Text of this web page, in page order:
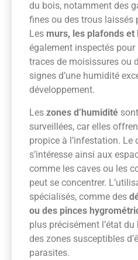
du bois, notamment des
fines ou des trous laissés
Les murs, les plafonds et
également inspectés pour
traces de moisissures ou
signes d’une humidité
développement.
Les zones d’humidité
surveillées, car elles
propice à l’infestation. Le
s’intéresse ainsi aux
comme les caves ou les
peut se concentrer.
spécialisés, comme des
ou des pinces
plus précisément l’état
des zones susceptibles
parasites.